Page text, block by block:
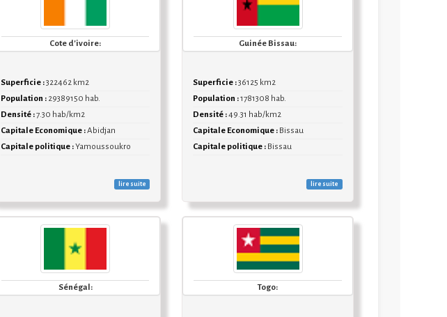
Cote d'ivoire:
Superficie :322462 km2
Population : 29389150 hab.
Densité :7.30 hab/km2
Capitale Economique :Abidjan
Capitale politique :Yamoussoukro
lire suite
Guinée Bissau:
Superficie :36125 km2
Population :1781308 hab.
Densité :49.31 hab/km2
Capitale Economique : Bissau
Capitale politique : Bissau
lire suite
Sénégal: Togo: